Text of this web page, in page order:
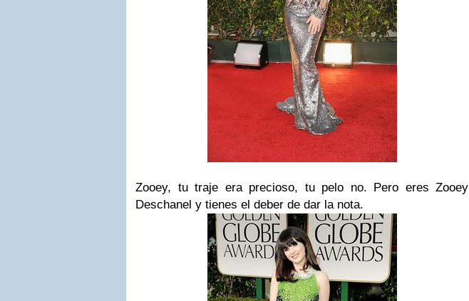
Zooey, tu traje era precioso, tu pelo no. Pero eres Zooey
Deschanel y tienes el deber de dar la nota.